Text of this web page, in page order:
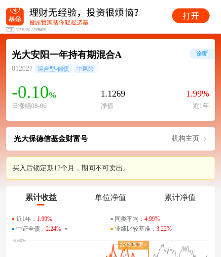
光大安阳一年持有期混合A
012027 混合型-偏债 中风险
-0.10%
日涨幅08-06
1.1269
净值
1.99%
近1年
诊断
光大保德信基金财富号 机构主页
买入后锁定期12个月，期间不可卖出。
累计收益 单位净值 累计净值
近1年： 1.99% 同类平均： 4.99%
中证全债： 2.24% 业绩比较基准： 3.22%
6.17%